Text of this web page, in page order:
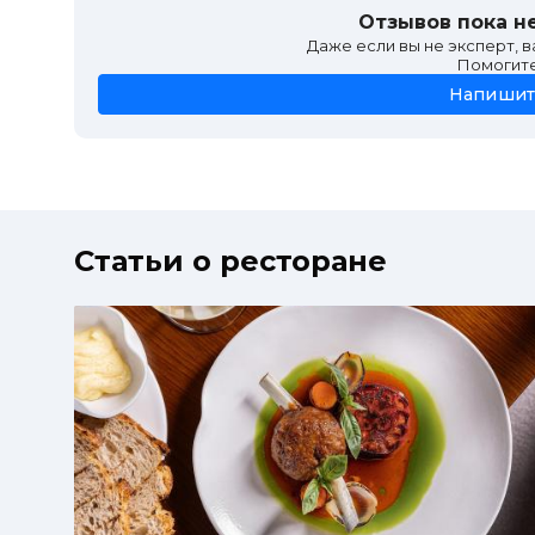
Круассан с фермерской колбасойОтзывов пока
Даже если вы не эксперт,
Статьи о ресторане